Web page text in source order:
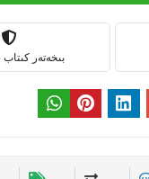
بىخەتەر